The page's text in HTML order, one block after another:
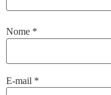
Nome *
E-mail *